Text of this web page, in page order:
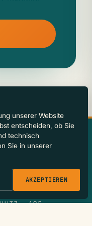
LINZ
AGB
unserer Website
entscheiden, ob Sie
technisch
Sie in unserer
AKZEPTIEREN